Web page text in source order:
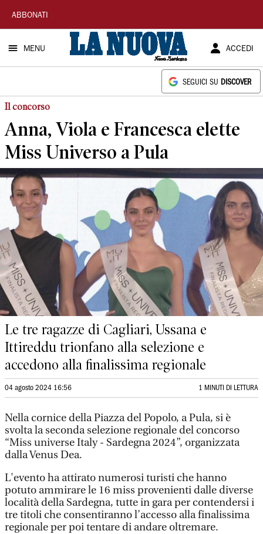
La
Nuova
Sardegna
ABBONATI
MENU ACCEDI
SEGUICI SU DISCOVER
Il concorso
Anna, Viola e Francesca elette
Miss Universo a Pula
Le tre ragazze di Cagliari, Ussana e
Ittireddu trionfano alla selezione e
accedono alla finalissima regionale
04 agosto 2024 16:56 1 MINUTI DI LETTURA
Nella cornice della Piazza del Popolo, a Pula, si è
svolta la seconda selezione regionale del concorso
“Miss universe Italy - Sardegna 2024”, organizzata
dalla Venus Dea.
L'evento ha attirato numerosi turisti che hanno
potuto ammirare le 16 miss provenienti dalle diverse
località della Sardegna, tutte in gara per contendersi i
tre titoli che consentiranno l’accesso alla finalissima
regionale per poi tentare di andare oltremare.